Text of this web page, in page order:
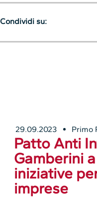
29.09.2023 Primo
Patto Anti
Gamberini
iniziative
imprese
Condividi su: